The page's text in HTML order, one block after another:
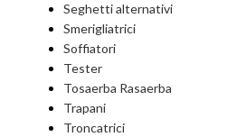
Seghetti alternativi
Smerigliatrici
Soffiatori
Tester
Tosaerba Rasaerba
Trapani
Troncatrici